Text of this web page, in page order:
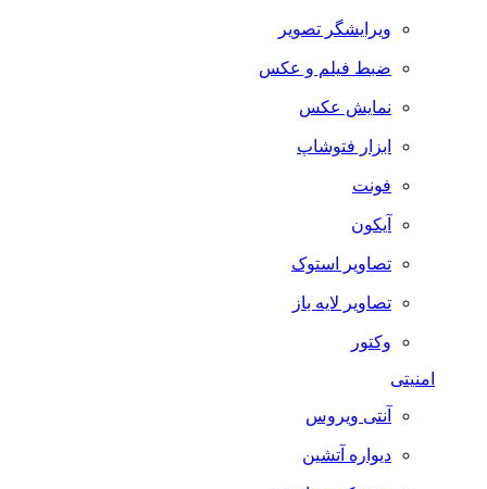
ویرایشگر تصویر
ضبط فيلم و عكس
نمایش عکس
ابزار فتوشاپ
فونت
آیکون
تصاویر استوک
تصاویر لایه باز
وکتور
امنیتی
آنتی ویروس
دیواره آتشین